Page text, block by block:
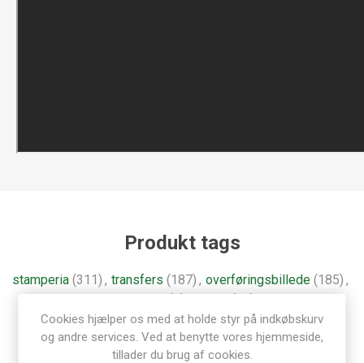
Produkt tags
stamperia (311) , transfers (187) , overføringsbillede (185) ,
woodland (8), rub on (15)
Cookies hjælper os med at holde styr på indkøbskurv
og andre services. Ved at benytte vores hjemmeside,
tillader du brug af cookies.